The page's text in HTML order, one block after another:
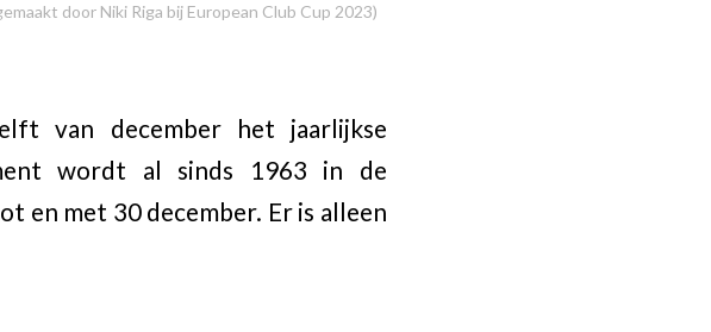
door Niki Riga bij European Club Cup 2023)
van december het jaarlijkse
wordt al sinds 1963 in de
en met 30 december. Er is alleen